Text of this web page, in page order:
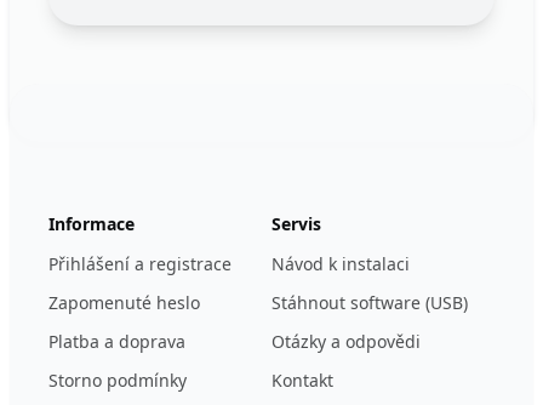
Informace
Přihlášení a registrace
Zapomenuté heslo
Platba a doprava
Storno podmínky
Servis
Návod k instalaci
Stáhnout software (USB)
Otázky a odpovědi
Kontakt